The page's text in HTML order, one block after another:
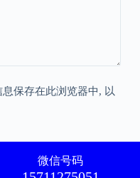
保存在此浏览器中, 以
微信号码